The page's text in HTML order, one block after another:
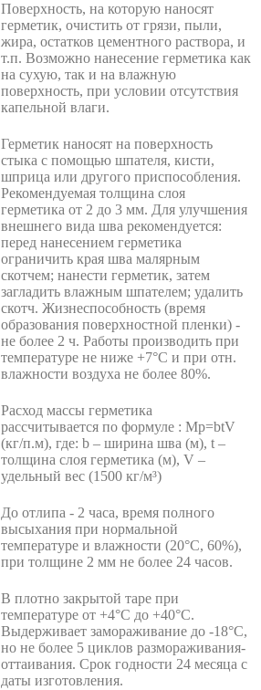
Поверхность, на которую наносят
герметик, очистить от грязи, пыли,
жира, остатков цементного раствора, и
т.п. Возможно нанесение герметика как
на сухую, так и на влажную
поверхность, при условии отсутствия
капельной влаги.
Герметик наносят на поверхность
стыка с помощью шпателя, кисти,
шприца или другого приспособления.
Рекомендуемая толщина слоя
герметика от 2 до 3 мм. Для улучшения
внешнего вида шва рекомендуется:
перед нанесением герметика
ограничить края шва малярным
скотчем; нанести герметик, затем
загладить влажным шпателем; удалить
скотч. Жизнеспособность (время
образования поверхностной пленки) -
не более 2 ч. Работы производить при
температуре не ниже +7°С и при отн.
влажности воздуха не более 80%.
Расход массы герметика
рассчитывается по формуле : Mp=btV
(кг/п.м), где: b – ширина шва (м), t –
толщина слоя герметика (м), V –
удельный вес (1500 кг/м³)
До отлипа - 2 часа, время полного
высыхания при нормальной
температуре и влажности (20°С, 60%),
при толщине 2 мм не более 24 часов.
В плотно закрытой таре при
температуре от +4°С до +40°С.
Выдерживает замораживание до -18°С,
но не более 5 циклов размораживания-
оттаивания. Срок годности 24 месяца с
даты изготовления.